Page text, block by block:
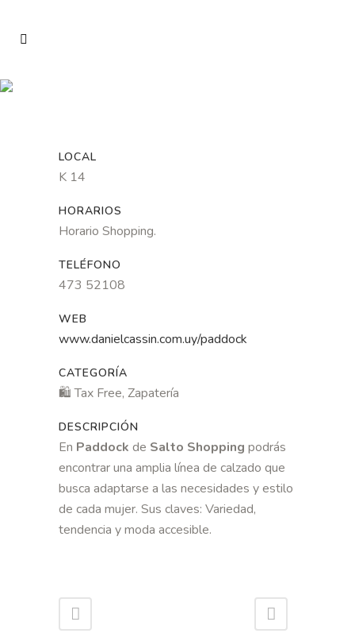
LOCAL
K 14
HORARIOS
Horario Shopping.
TELÉFONO
473 52108
WEB
www.danielcassin.com.uy/paddock
CATEGORÍA
🛍 Tax Free, Zapatería
DESCRIPCIÓN
En Paddock de Salto Shopping podrás
encontrar una amplia línea de calzado que
busca adaptarse a las necesidades y estilo
de cada mujer. Sus claves: Variedad,
tendencia y moda accesible.